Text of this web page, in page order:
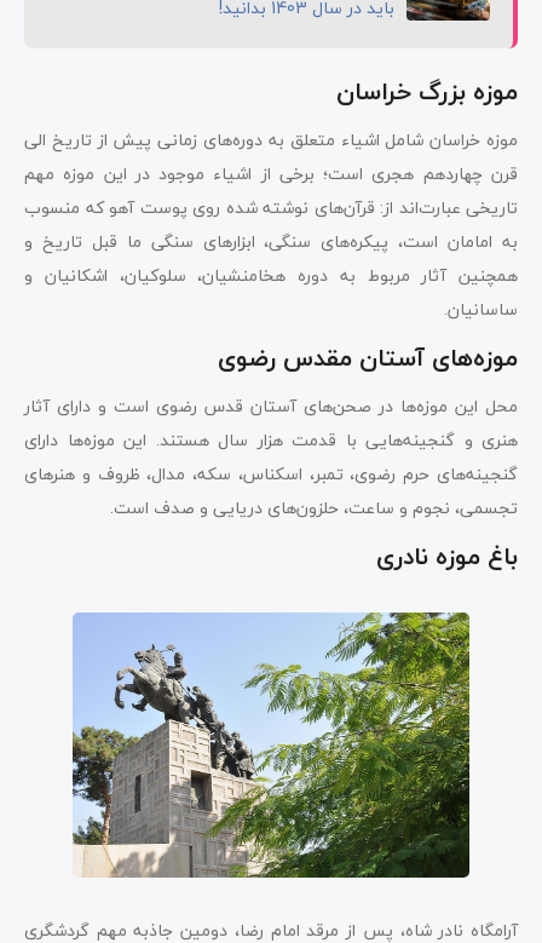
باید در سال 1403 بدانید!
موزه بزرگ خراسان
موزه خراسان شامل اشیاء متعلق به دوره‌های زمانی پیش از تاریخ الی
قرن چهاردهم هجری است؛ برخی از اشیاء موجود در این موزه مهم
تاریخی عبارت‌اند از: قرآن‌های نوشته شده روی پوست آهو که منسوب
به امامان است، پیکره‌های سنگی، ابزار‌های سنگی ما قبل تاریخ و
همچنین آثار مربوط به دوره هخامنشیان، سلوکیان، اشکانیان و
ساسانیان.
موزه‌های آستان مقدس رضوی
محل این موزه‌ها در صحن‌های آستان قدس رضوی است و دارای آثار
هنری و گنجینه‌هایی با قدمت هزار سال هستند. این موزه‌ها دارای
گنجینه‌های حرم رضوی، تمبر، اسکناس، سکه، مدال، ظروف و هنرهای
تجسمی، نجوم و ساعت، حلزون‌های دریایی و صدف است.
باغ موزه نادری
آرامگاه نادر شاه، پس از مرقد امام رضا، دومین جاذبه مهم گردشگری